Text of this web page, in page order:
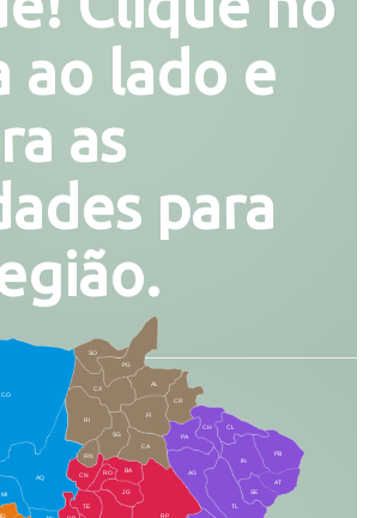
ao lado e
as
para
CO
AQ
MI
CX
RI
AL
CR
FI
SG
BA
CA
PA
CH CL
PB
SE
TL
AG
RP
RO
JG
TE
IN
RN
CN
AT
PG
SO